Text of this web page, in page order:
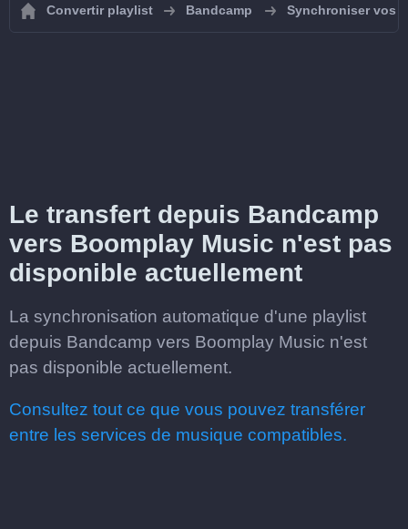
Convertir playlist Bandcamp Synchroniser vos
Le transfert depuis Bandcamp
vers Boomplay Music n'est pas
disponible actuellement
La synchronisation automatique d'une playlist
depuis Bandcamp vers Boomplay Music n'est
pas disponible actuellement.
Consultez tout ce que vous pouvez transférer
entre les services de musique compatibles.